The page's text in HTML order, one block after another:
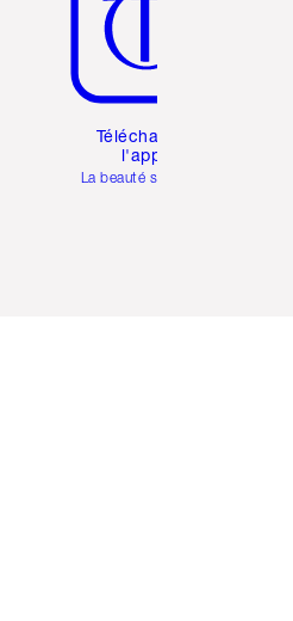
Téléchargez
l'appli
La beauté simplifiée